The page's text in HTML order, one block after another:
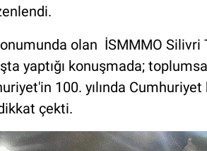
olan İSMMMO
yaptığı konuşmada;
100. yılında
çekti.